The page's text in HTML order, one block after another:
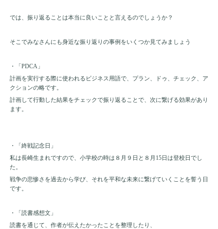
では、振り返ることは本当に良いことと言えるのでしょうか？
そこでみなさんにも身近な振り返りの事例をいくつか見てみましょう
・「PDCA」
計画を実行する際に使われるビジネス用語で、プラン、ドゥ、チェック、ア
クションの略です。
計画して行動した結果をチェックで振り返ることで、次に繋げる効果があり
ます。
・「終戦記念日」
私は長崎生まれですので、小学校の時は８月９日と８月 15日は登校日でし
た。
戦争の悲惨さを過去から学び、それを平和な未来に繋げていくことを誓う日
です。
・「読書感想文」
読書を通じて、作者が伝えたかったことを整理したり、